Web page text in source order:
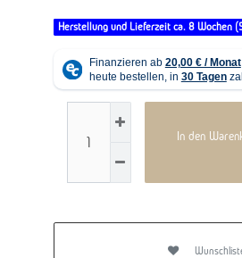
Herstellung und Lieferzeit ca. 8 Wochen
In den